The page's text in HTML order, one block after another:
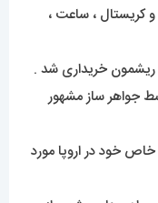
و کریستال ، ساعت ،
در فرانسه توسط جواهر ساز مشهور
خاص خود در اروپا مورد